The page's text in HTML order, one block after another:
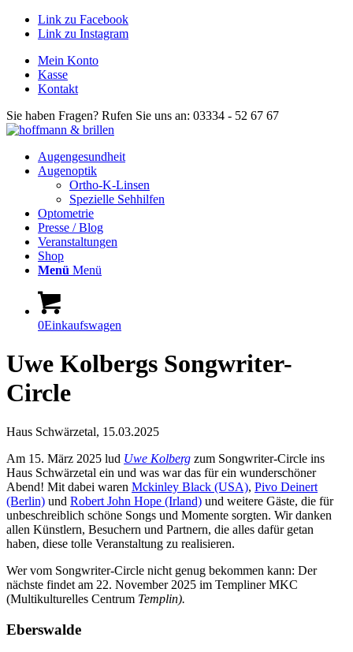
Link zu Facebook
Link zu Instagram
Mein Konto
Kasse
Kontakt
Sie haben Fragen? Rufen Sie uns an: 03334 - 52 67 67
Augengesundheit
Augenoptik
Ortho-K-Linsen
Spezielle Sehhilfen
Optometrie
Presse / Blog
Veranstaltungen
Shop
Menü Menü
0Einkaufswagen
Uwe Kolbergs Songwriter-
Circle
Haus Schwärzetal, 15.03.2025
Am 15. März 2025 lud Uwe Kolberg zum Songwriter-Circle ins
Haus Schwärzetal ein und was war das für ein wunderschöner
Abend! Mit dabei waren Mckinley Black (USA), Pivo Deinert
(Berlin) und Robert John Hope (Irland) und weitere Gäste, die für
unbeschreiblich schöne Songs und Momente sorgten. Wir danken
allen Künstlern, Besuchern und Partnern, die alles dafür getan
haben, diese tolle Veranstaltung zu realisieren.
Wer vom Songwriter-Circle nicht genug bekommen kann: Der
nächste findet am 22. November 2025 im Templiner MKC
(Multikulturelles Centrum Templin).
Eberswalde